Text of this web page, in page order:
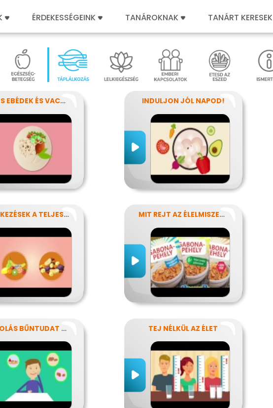
ÉRDEKESSÉGEINK TANÁROKNAK TANÁRT KERESEK
SZÍNES EBÉDEK ÉS VACSORÁK INDULJON JÓL NAPOD!
KISÉTKEZÉSEK A TELJESÍTMÉNYÉRT MIT REJT AZ ÉLELMISZERCÍMKE?
NASSOLÁS BŰNTUDAT NÉLKÜL TEJ NÉLKÜL AZ ÉLET